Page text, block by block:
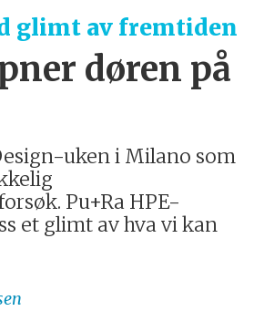
glimt av fremtiden
døren på
uken i Milano som
Pu+Ra HPE-
et glimt av hva vi kan